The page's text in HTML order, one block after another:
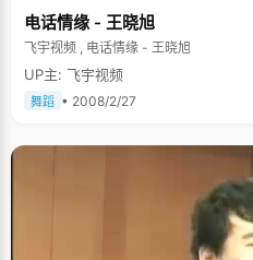
电话情缘 - 王晓旭
飞宇视频 , 电话情缘 - 王晓旭
UP主: 飞宇视频
舞蹈 • 2008/2/27